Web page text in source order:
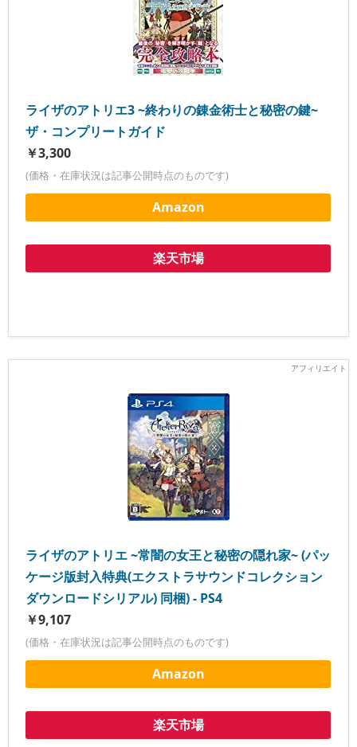
ライザのアトリエ3 ~終わりの錬金術士と秘密の鍵~
ザ・コンプリートガイド
￥3,300
(価格・在庫状況は記事公開時点のものです)
Amazon
楽天市場
ライザのアトリエ ~常闇の女王と秘密の隠れ家~ (パッ
ケージ版封入特典(エクストラサウンドコレクション
ダウンロードシリアル) 同梱) - PS4
￥9,107
(価格・在庫状況は記事公開時点のものです)
Amazon
楽天市場